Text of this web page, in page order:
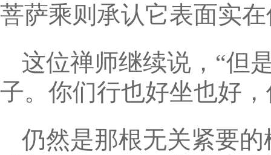
菩萨乘则承认它表面实
这位禅师继续说，“但
子。你们行也好坐也好
仍然是那根无关紧要